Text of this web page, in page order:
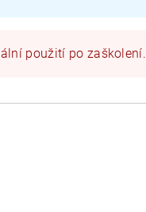
použití po zaškolení.